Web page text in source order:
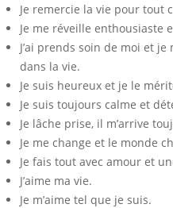
Je remercie la vie pour tout
Je me réveille enthousiaste
J’ai prends soin de moi et
dans la vie.
Je suis heureux et je le
Je suis toujours calme et
Je lâche prise, il m’arrive
Je me change et le monde
Je fais tout avec amour et
J’aime ma vie.
Je m’aime tel que je suis.